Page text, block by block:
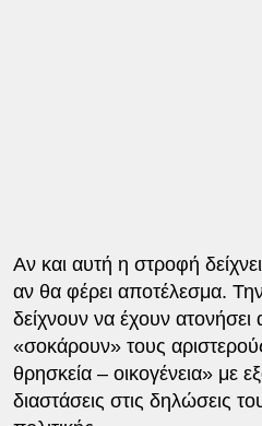
Αν και αυτή η στροφή
αν θα φέρει αποτέλεσμα.
δείχνουν να έχουν
«σοκάρουν» τους
θρησκεία – οικογένεια» με
διαστάσεις στις δηλώσεις